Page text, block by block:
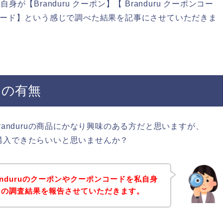
身が【Branduru クーポン】【 Branduru クーポンコー
ド】という感じで調べた結果を記事にさせていただきま
有無
の商品にかなり興味のある方だと思いますが、
できたらいいと思いませんか？
のクーポンやクーポンコードを私自身
調査結果を報告させていただきます。